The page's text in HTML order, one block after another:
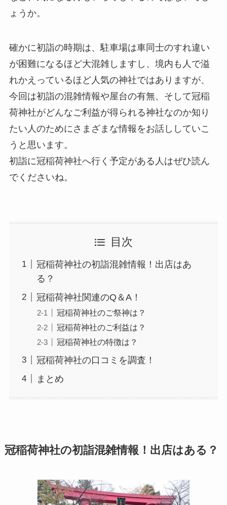
ょうか。
確かに初詣の時期は、駐車場は車同士のすれ違い
が困難になるほど大混雑しますし、境内も人で溢
れかえっているほど人気の神社ではありますが、
今回は初詣の混雑情報や屋台の有無、そして冠稲
荷神社がどんなご利益が得られる神社なのか知り
たい人のためにさまざまな情報をお話ししていこ
うと思います。
初詣に冠稲荷神社へ行く予定がある人はぜひ読ん
でくださいね。
目次
冠稲荷神社の初詣混雑情報！出店はあ
る？
冠稲荷神社関連のQ＆A！
冠稲荷神社のご祭神は？
冠稲荷神社のご利益は？
冠稲荷神社の特徴は？
冠稲荷神社の口コミを調査！
まとめ
冠稲荷神社の初詣混雑情報！出店はある？